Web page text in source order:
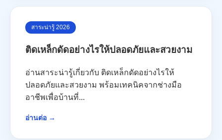
สาระน่ารู้ 2026
ติดเหล็กดัดอย่างไรให้ปลอดภัยและสวยงาม
อ่านสาระน่ารู้เกี่ยวกับ ติดเหล็กดัดอย่างไรให้
ปลอดภัยและสวยงาม พร้อมเทคนิคจากช่างมือ
อาชีพเพื่อบ้านที่...
อ่านต่อ →